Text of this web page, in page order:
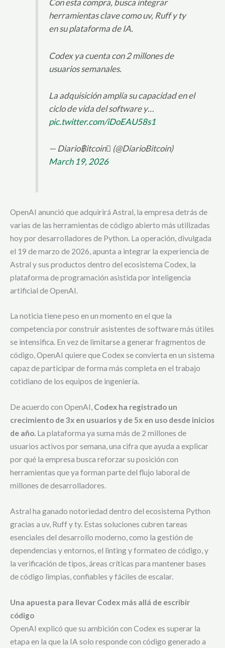
Con esta compra, busca integrar
herramientas clave como uv, Ruff y ty
en su plataforma de IA.
Codex ya cuenta con 2 millones de
usuarios semanales.
La adquisición amplía su capacidad en el
ciclo de vida del software y…
pic.twitter.com/iDoEAU58s1
— Diario฿itcoin (@DiarioBitcoin)
March 19, 2026
OpenAI anunció que adquirirá Astral, la empresa detrás de
varias de las herramientas de código abierto más utilizadas
hoy por desarrolladores de Python. La operación, divulgada
el 19 de marzo de 2026, apunta a integrar la experiencia de
Astral y sus productos dentro del ecosistema Codex, la
plataforma de programación asistida por inteligencia
artificial de OpenAI.
La noticia tiene peso en un momento en el que la
competencia por construir asistentes de software más útiles
se intensifica. En vez de limitarse a generar fragmentos de
código, OpenAI quiere que Codex se convierta en un sistema
capaz de participar de forma más completa en el trabajo
cotidiano de los equipos de ingeniería.
De acuerdo con OpenAI, Codex ha registrado un
crecimiento de 3x en usuarios y de 5x en uso desde inicios
de año. La plataforma ya suma más de 2 millones de
usuarios activos por semana, una cifra que ayuda a explicar
por qué la empresa busca reforzar su posición con
herramientas que ya forman parte del flujo laboral de
millones de desarrolladores.
Astral ha ganado notoriedad dentro del ecosistema Python
gracias a uv, Ruff y ty. Estas soluciones cubren tareas
esenciales del desarrollo moderno, como la gestión de
dependencias y entornos, el linting y formateo de código, y
la verificación de tipos, áreas críticas para mantener bases
de código limpias, confiables y fáciles de escalar.
Una apuesta para llevar Codex más allá de escribir
código
OpenAI explicó que su ambición con Codex es superar la
etapa en la que la IA solo responde con código generado a